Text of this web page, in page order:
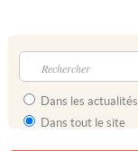
Dans les actualités
Dans tout le site